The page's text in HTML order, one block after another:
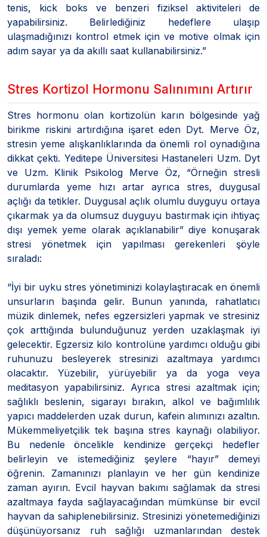
tenis, kick boks ve benzeri fiziksel aktiviteleri de
yapabilirsiniz. Belirlediğiniz hedeflere ulaşıp
ulaşmadığınızı kontrol etmek için ve motive olmak için
adım sayar ya da akıllı saat kullanabilirsiniz.”
Stres Kortizol Hormonu Salınımını Artırır
Stres hormonu olan kortizolün karın bölgesinde yağ
birikme riskini artırdığına işaret eden Dyt. Merve Öz,
stresin yeme alışkanlıklarında da önemli rol oynadığına
dikkat çekti. Yeditepe Üniversitesi Hastaneleri Uzm. Dyt
ve Uzm. Klinik Psikolog Merve Öz, “Örneğin stresli
durumlarda yeme hızı artar ayrıca stres, duygusal
açlığı da tetikler. Duygusal açlık olumlu duyguyu ortaya
çıkarmak ya da olumsuz duyguyu bastırmak için ihtiyaç
dışı yemek yeme olarak açıklanabilir” diye konuşarak
stresi yönetmek için yapılması gerekenleri şöyle
sıraladı:
“İyi bir uyku stres yönetiminizi kolaylaştıracak en önemli
unsurların başında gelir. Bunun yanında, rahatlatıcı
müzik dinlemek, nefes egzersizleri yapmak ve stresiniz
çok arttığında bulunduğunuz yerden uzaklaşmak iyi
gelecektir. Egzersiz kilo kontrolüne yardımcı olduğu gibi
ruhunuzu besleyerek stresinizi azaltmaya yardımcı
olacaktır. Yüzebilir, yürüyebilir ya da yoga veya
meditasyon yapabilirsiniz. Ayrıca stresi azaltmak için;
sağlıklı beslenin, sigarayı bırakın, alkol ve bağımlılık
yapıcı maddelerden uzak durun, kafein alımınızı azaltın.
Mükemmeliyetçilik tek başına stres kaynağı olabiliyor.
Bu nedenle öncelikle kendinize gerçekçi hedefler
belirleyin ve istemediğiniz şeylere “hayır” demeyi
öğrenin. Zamanınızı planlayın ve her gün kendinize
zaman ayırın. Evcil hayvan bakımı sağlamak da stresi
azaltmaya fayda sağlayacağından mümkünse bir evcil
hayvan da sahiplenebilirsiniz. Stresinizi yönetemediğinizi
düşünüyorsanız ruh sağlığı uzmanlarından destek